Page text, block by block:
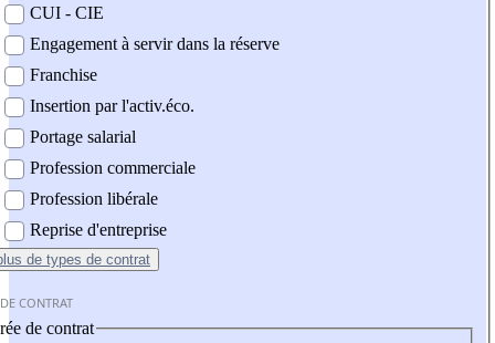
CUI - CIE
Engagement à servir dans la réserve
Franchise
Insertion par l'activ.éco.
Portage salarial
Profession commerciale
Profession libérale
Reprise d'entreprise
de types de contrat
CONTRAT
de contrat